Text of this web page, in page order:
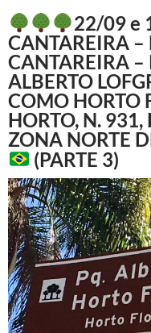
22/09 e
CANTAREIRA –
CANTAREIRA –
ALBERTO
COMO HORTO
HORTO, N. 931,
ZONA NORTE
(PARTE 3)